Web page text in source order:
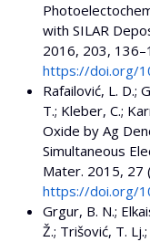
with SILAR
2016, 203,
https://doi.org/
Rafailović, L. D.;
T.; Kleber, C.;
Oxide by Ag
Simultaneous
Mater. 2015, 27
https://doi.org/
Grgur, B. N.;
Ž.; Trišović, T.